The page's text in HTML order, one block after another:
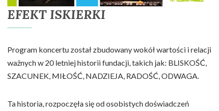
EFEKT ISKIERKI
Program koncertu został zbudowany wokół wartości i relacji
ważnych w 20 letniej historii fundacji, takich jak: BLISKOŚĆ,
SZACUNEK, MIŁOŚĆ, NADZIEJA, RADOŚĆ, ODWAGA.
Ta historia, rozpoczęła się od osobistych doświadczeń